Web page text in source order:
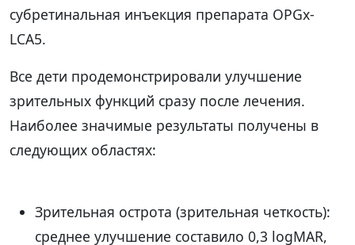
субретинальная инъекция препарата OPGx-
LCA5.
Все дети продемонстрировали улучшение
зрительных функций сразу после лечения.
Наиболее значимые результаты получены в
следующих областях:
Зрительная острота (зрительная четкость):
среднее улучшение составило 0,3 logMAR,